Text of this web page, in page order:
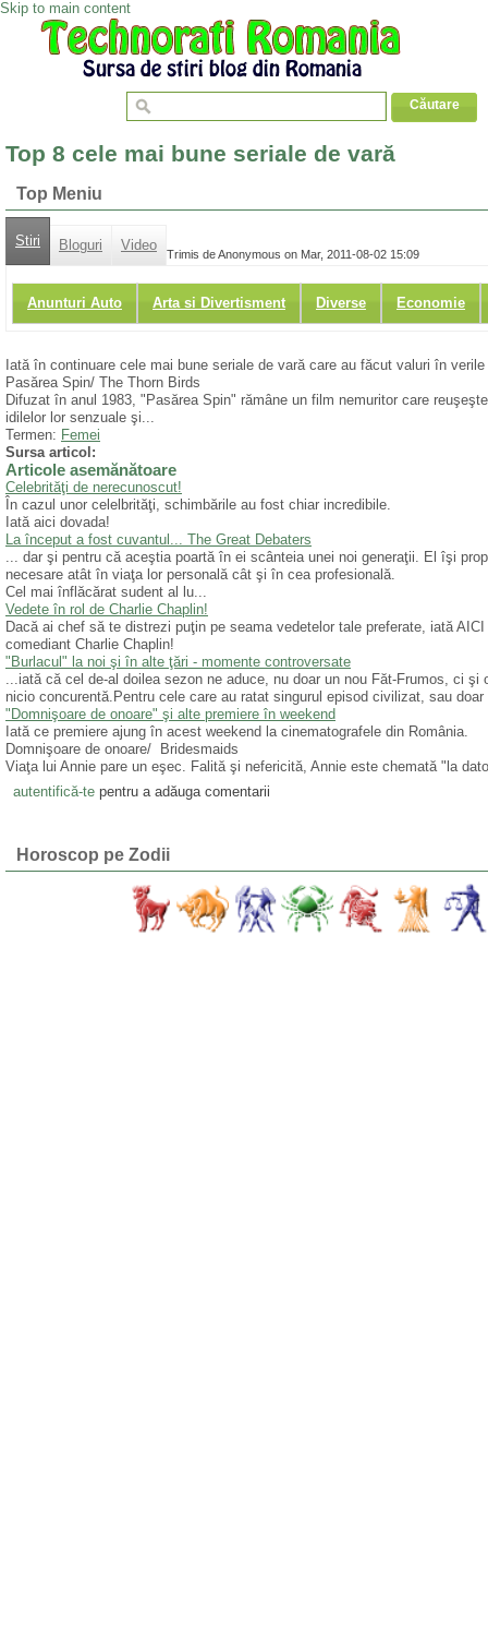
Skip to main content
Top 8 cele mai bune seriale de vară
Top Meniu
Stiri Bloguri Video
Anunturi Auto Arta si Divertisment Diverse Economie
Trimis de Anonymous on Mar, 2011-08-02 15:09
Iată în continuare cele mai bune seriale de vară care au făcut valuri în
Pasărea Spin/ The Thorn Birds
Difuzat în anul 1983, "Pasărea Spin" rămâne un film nemuritor care
idilelor lor senzuale şi...
Termen: Femei
Sursa articol:
Articole asemănătoare
Celebrităţi de nerecunoscut!
În cazul unor celelbrităţi, schimbările au fost chiar incredibile.
Iată aici dovada!
La început a fost cuvantul... The Great Debaters
... dar şi pentru că aceştia poartă în ei scânteia unei noi generaţii. El îşi
necesare atât în viaţa lor personală cât şi în cea profesională.
Cel mai înflăcărat sudent al lu...
Vedete în rol de Charlie Chaplin!
Dacă ai chef să te distrezi puţin pe seama vedetelor tale preferate, iată
comediant Charlie Chaplin!
"Burlacul" la noi şi în alte ţări - momente controversate
...iată că cel de-al doilea sezon ne aduce, nu doar un nou Făt-Frumos, ci
nicio concurentă.Pentru cele care au ratat singurul episod civilizat, sau
"Domnişoare de onoare" şi alte premiere în weekend
Iată ce premiere ajung în acest weekend la cinematografele din România.
Domnişoare de onoare/ Bridesmaids
Viaţa lui Annie pare un eşec. Falită şi nefericită, Annie este chemată "la
autentifică-tepentru a adăuga comentarii
Horoscop pe Zodii